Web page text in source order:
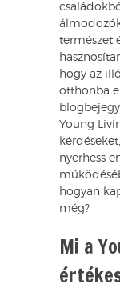
természet
hogy az
otthonba
Young
nyerhess
hogyan
még?
Mi a